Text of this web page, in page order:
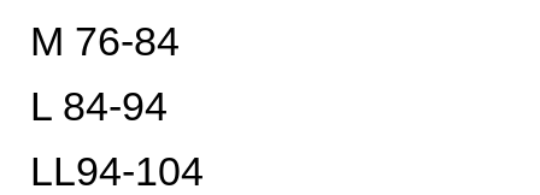
M 76-84
L 84-94
LL94-104